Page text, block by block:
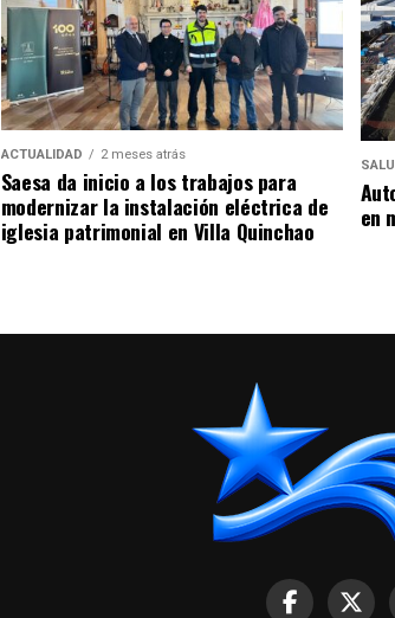
ACTUALIDAD 2 meses atrás
Saesa da inicio a los trabajos para
modernizar la instalación eléctrica de
iglesia patrimonial en Villa Quinchao
en